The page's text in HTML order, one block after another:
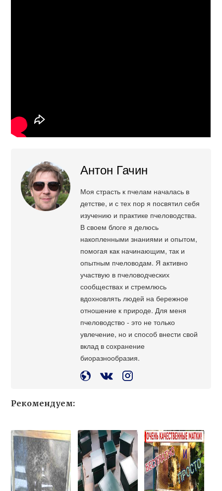
Антон Гачин
Моя страсть к пчелам началась в
детстве, и с тех пор я посвятил себя
изучению и практике пчеловодства.
В своем блоге я делюсь
накопленными знаниями и опытом,
помогая как начинающим, так и
опытным пчеловодам. Я активно
участвую в пчеловодческих
сообществах и стремлюсь
вдохновлять людей на бережное
отношение к природе. Для меня
пчеловодство - это не только
увлечение, но и способ внести свой
вклад в сохранение
биоразнообразия.
Рекомендуем: